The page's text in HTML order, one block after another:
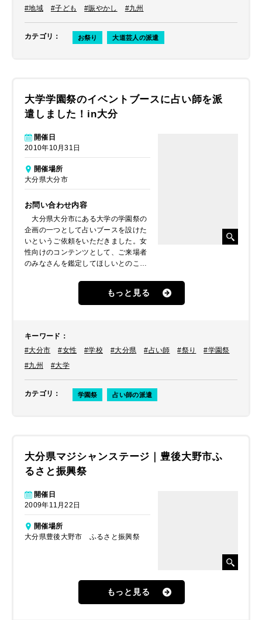
#地域
#子ども #賑やかし #九州
カテゴリ ： お祭り 大道芸人の派遣
大学学園祭のイベントブースに占い師を派
遣しました！in大分
開催日
2010年10月31日
開催場所
大分県大分市
お問い合わせ内容
大分県大分市にある大学の学園祭の
企画の一つとして占いブースを設けた
いというご依頼をいただきました。女
性向けのコンテンツとして、ご来場者
のみなさんを鑑定してほしいとのこと
もっと見る
キーワード ：
#大分市
#女性 #学校 #大分県 #占い師 #祭り
#学園祭
#九州
#大学
カテゴリ ： 学園祭 占い師の派遣
大分県マジシャンステージ｜豊後大野市ふ
るさと振興祭
開催日
2009年11月22日
開催場所
大分県豊後大野市 ふるさと振興祭
もっと見る